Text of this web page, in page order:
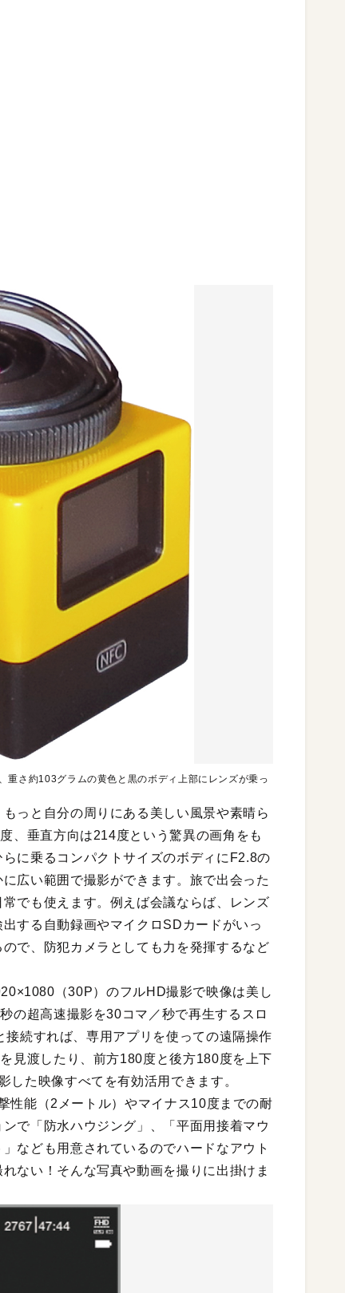
さ約103グラムの黄色と黒のボディ上部にレンズが乗っ
っと自分の周りにある美しい風景や素晴ら
、垂直方向は214度という驚異の画角をも
に乗るコンパクトサイズのボディにF2.8の
広い範囲で撮影ができます。旅で出会った
でも使えます。例えば会議ならば、レンズ
する自動録画やマイクロSDカードがいっ
で、防犯カメラとしても力を発揮するなど
（30P）のフルHD撮影で映像は美し
の超高速撮影を30コマ／秒で再生するスロ
続すれば、専用アプリを使っての遠隔操作
見渡したり、前方180度と後方180度を上下
した映像すべてを有効活用できます。
性能（2メートル）やマイナス10度までの耐
で「防水ハウジング」、「平面用接着マウ
なども用意されているのでハードなアウト
ない！そんな写真や動画を撮りに出掛けま